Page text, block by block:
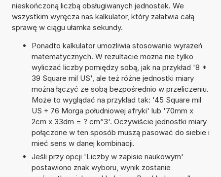
nieskończoną liczbą obsługiwanych jednostek. We
wszystkim wyręcza nas kalkulator, który załatwia całą
sprawę w ciągu ułamka sekundy.
Ponadto kalkulator umożliwia stosowanie wyrażeń
matematycznych. W rezultacie można nie tylko
wyliczać liczby pomiędzy sobą, jak na przykład '8 *
39 Square mil US', ale też różne jednostki miary
można łączyć ze sobą bezpośrednio w przeliczeniu.
Może to wyglądać na przykład tak: '45 Square mil
US + 76 Morga południowej afryki' lub '70mm x
2cm x 33dm = ? cm^3'. Oczywiście jednostki miary
połączone w ten sposób muszą pasować do siebie i
mieć sens w danej kombinacji.
Jeśli przy opcji 'Liczby w zapisie naukowym'
postawiono znak wyboru, wynik zostanie